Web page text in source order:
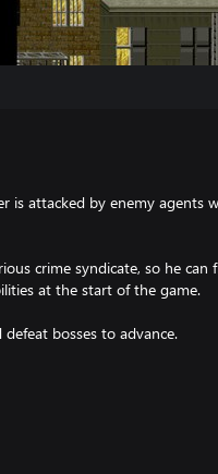
is attacked by enemy agents
crime syndicate, so he can
at the start of the game.
bosses to advance.